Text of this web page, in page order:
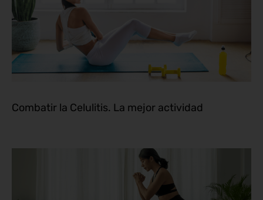
Combatir la Celulitis. La mejor actividad